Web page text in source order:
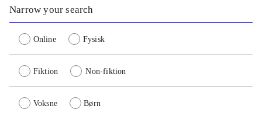
Narrow your search
Online Fysisk
Fiktion Non-fiktion
Voksne Børn